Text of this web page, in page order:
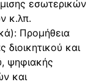
εσωτερικών
κ.λπ.
Προμήθεια
και
ψηφιακής
και